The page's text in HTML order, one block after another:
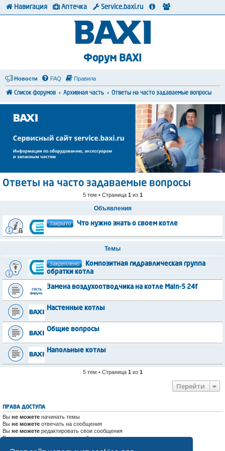
Форум BAXI
Новости FAQ Правила
Список форумов Архивная часть Ответы на часто задаваемые вопросы
Ответы на часто задаваемые вопросы
5 тем • Страница 1 из 1
Объявления
Закрыто Что нужно знать о своем котле
Темы
Закреплено
Композитная гидравлическая группа
обратки котла
Замена воздухоотводчика на котле Main-5 24f
Настенные котлы
Общие вопросы
Напольные котлы
5 тем • Страница 1 из 1
Перейти
ПРАВА ДОСТУПА
Вы не можете начинать темы
Вы не можете отвечать на сообщения
Вы не можете редактировать свои сообщения
Выне можетеудалять свои сообщения
Навигация Аптечка Service.baxi.ru